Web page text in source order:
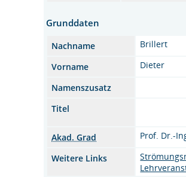
Grunddaten
Nachname
Brillert
Vorname
Dieter
Namenszusatz
Titel
Akad. Grad
Prof. Dr.-
Weitere Links